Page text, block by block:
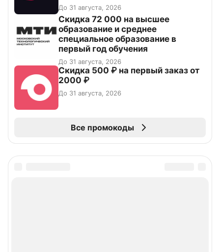
До 31 августа, 2026
Скидка 72 000 на высшее
образование и среднее
специальное образование в
первый год обучения
До 31 августа, 2026
Скидка 500 ₽ на первый заказ от
2000 ₽
До 31 августа, 2026
Все промокоды